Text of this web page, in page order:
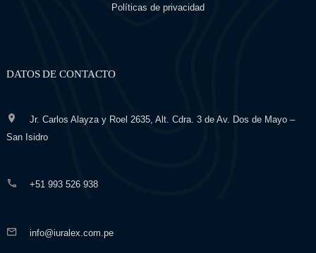
Políticas de privacidad
DATOS DE CONTACTO
Jr. Carlos Alayza y Roel 2635, Alt. Cdra. 3 de Av. Dos de Mayo –
San Isidro
+51 993 526 938
info@iuralex.com.pe